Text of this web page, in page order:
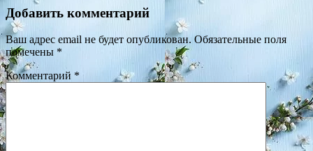
Добавить комментарий
Ваш адрес email не будет опубликован. Обязательные поля
помечены *
Комментарий *